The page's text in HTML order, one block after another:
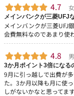
4.7
メインバンクが三菱UFJ
メインバンクが三菱UFJ
会費無料なのであまり使
4.8
3か月ポイント3倍になる
9月に引っ越しで出費が
た。3か月以降も月に使
しがないかなと思ってます